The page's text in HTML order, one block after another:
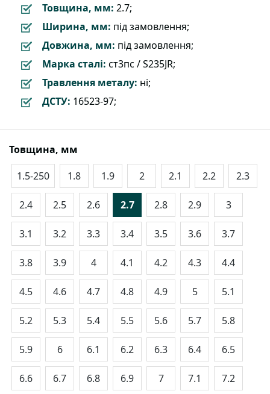
Товщина, мм: 2.7;
Ширина, мм: під замовлення;
Довжина, мм: під замовлення;
Марка сталі: ст3пс / S235JR;
Травлення металу: ні;
ДСТУ: 16523-97;
Товщина, мм
1.5-250
1.8 1.9 2 2.1 2.2 2.3
2.4 2.5 2.6 2.7 2.8 2.9 3
3.1 3.2 3.3 3.4 3.5 3.6 3.7
3.8 3.9 4 4.1 4.2 4.3 4.4
4.5 4.6 4.7 4.8 4.9 5 5.1
5.2 5.3 5.4 5.5 5.6 5.7 5.8
5.9 6 6.1 6.2 6.3 6.4 6.5
6.6 6.7 6.8 6.9 7 7.1 7.2